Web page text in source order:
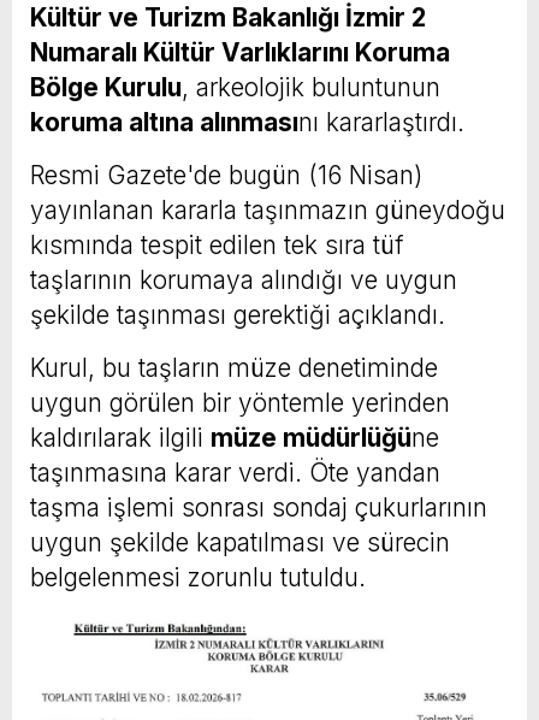
Kültür ve Turizm Bakanlığı İzmir 2
Numaralı Kültür Varlıklarını Koruma
Bölge Kurulu, arkeolojik buluntunun
koruma altına alınmasını kararlaştırdı.
Resmi Gazete'de bugün (16 Nisan)
yayınlanan kararla taşınmazın güneydoğu
kısmında tespit edilen tek sıra tüf
taşlarının korumaya alındığı ve uygun
şekilde taşınması gerektiği açıklandı.
Kurul, bu taşların müze denetiminde
uygun görülen bir yöntemle yerinden
kaldırılarak ilgili müze müdürlüğüne
taşınmasına karar verdi. Öte yandan
taşma işlemi sonrası sondaj çukurlarının
uygun şekilde kapatılması ve sürecin
belgelenmesi zorunlu tutuldu.